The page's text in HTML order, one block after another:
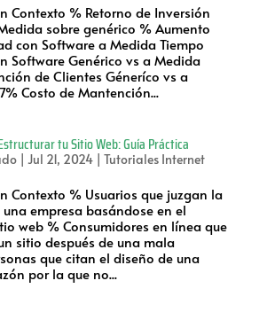
Contexto % Retorno de Inversión
sobre genérico % Aumento
con Software a Medida Tiempo
Software Genérico vs a Medida
de Clientes Géneríco vs a
Costo de Mantención...
tu Sitio Web: Guía Práctica
| Jul 21, 2024| Tutoriales Internet
Contexto % Usuarios que juzgan la
empresa basándose en el
web % Consumidores en línea que
sitio después de una mala
que citan el diseño de una
por la que no...